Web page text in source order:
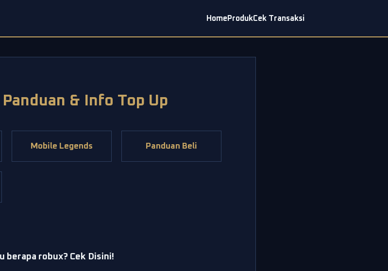
HomeProdukCek Transaksi
& Info Top Up
Mobile Legends Panduan Beli
berapa robux? Cek Disini!